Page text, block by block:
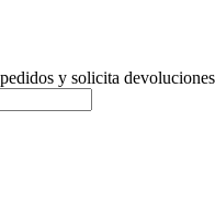
y solicita